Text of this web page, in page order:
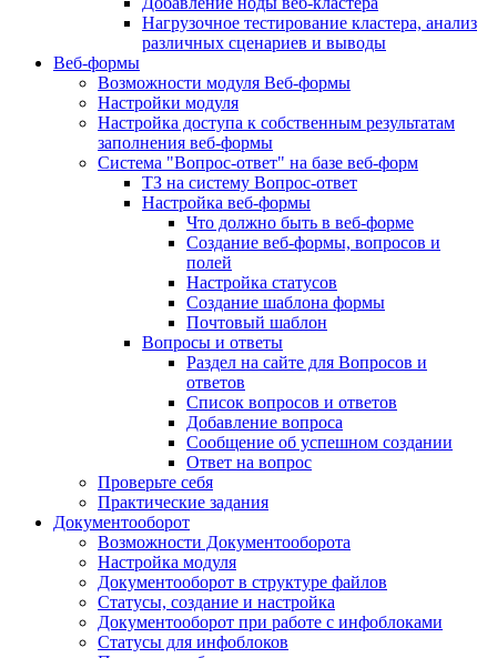
Нагрузочное тестирование кластера, анализ
различных сценариев и выводы
Веб-формы
Возможности модуля Веб-формы
Настройки модуля
Настройка доступа к собственным результатам
заполнения веб-формы
Система "Вопрос-ответ" на базе веб-форм
ТЗ на систему Вопрос-ответ
Настройка веб-формы
Что должно быть в веб-форме
Создание веб-формы, вопросов и
полей
Настройка статусов
Создание шаблона формы
Почтовый шаблон
Вопросы и ответы
Раздел на сайте для Вопросов и
ответов
Список вопросов и ответов
Добавление вопроса
Сообщение об успешном создании
Ответ на вопрос
Проверьте себя
Практические задания
Документооборот
Возможности Документооборота
Настройка модуля
Документооборот в структуре файлов
Статусы, создание и настройка
Документооборот при работе с инфоблоками
Статусы для инфоблоков